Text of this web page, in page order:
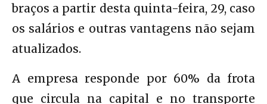
braços a partir desta quinta-feira, 29, caso
os salários e outras vantagens não sejam
atualizados.
A empresa responde por 60% da frota
que circula na capital e no transporte